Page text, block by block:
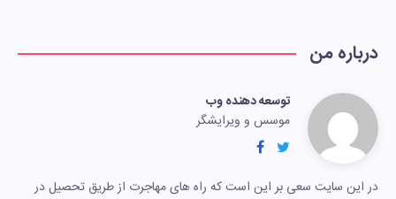
درباره من
توسعه دهنده وب
موسس و ویرایشگر
در این سایت سعی بر این است که راه های مهاجرت از طریق تحصیل در